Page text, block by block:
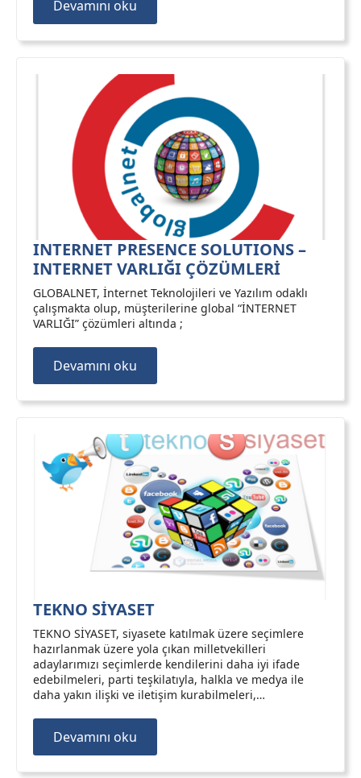
Devamını oku
INTERNET PRESENCE SOLUTIONS –
INTERNET VARLIĞI ÇÖZÜMLERİ
GLOBALNET, İnternet Teknolojileri ve Yazılım odaklı
çalışmakta olup, müşterilerine global “İNTERNET
VARLIĞI” çözümleri altında ;
Devamını oku
TEKNO SİYASET
TEKNO SİYASET, siyasete katılmak üzere seçimlere
hazırlanmak üzere yola çıkan milletvekilleri
adaylarımızı seçimlerde kendilerini daha iyi ifade
edebilmeleri, parti teşkilatıyla, halkla ve medya ile
daha yakın ilişki ve iletişim kurabilmeleri,…
Devamını oku